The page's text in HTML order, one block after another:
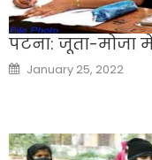
पटना: जूता-मोजा
Posted
on
January 25, 2022